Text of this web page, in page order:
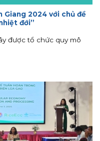
Giang 2024 với chủ đề
đới”
được tổ chức quy mô